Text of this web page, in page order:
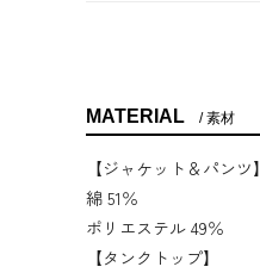
MATERIAL 素材
【ジャケット＆パンツ】
綿 51％
ポリエステル 49％
【タンクトップ】